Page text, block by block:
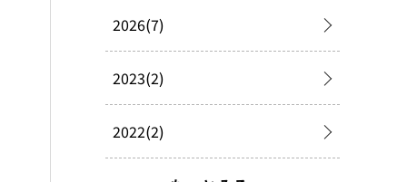
2026(7)
2023(2)
2022(2)